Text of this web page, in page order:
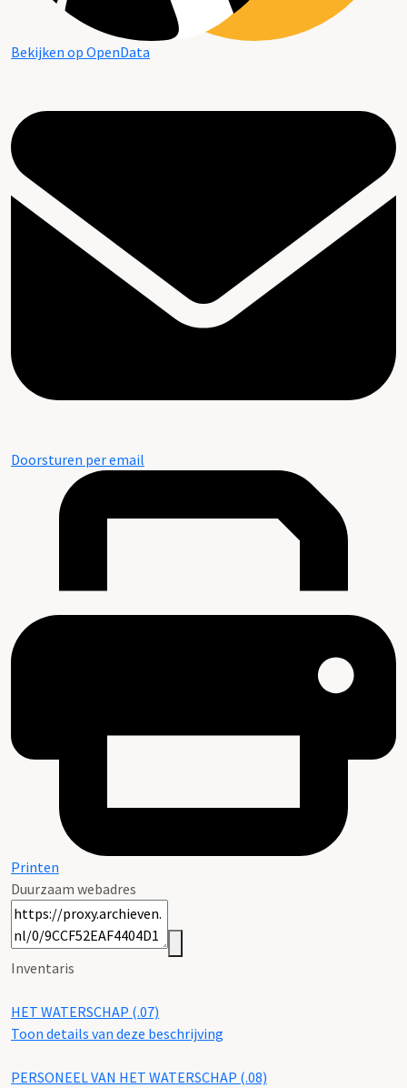
Bekijken op OpenData
Doorsturen per email
Printen
Duurzaam webadres
Inventaris
HET WATERSCHAP (.07)
Toon details van deze beschrijving
PERSONEEL VAN HET WATERSCHAP (.08)